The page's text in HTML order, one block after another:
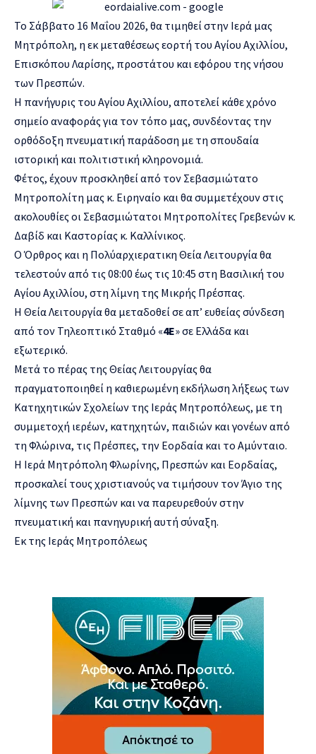
Το Σάββατο 16 Μαΐου 2026, θα τιμηθεί στην Ιερά μας
Μητρόπολη, η εκ μεταθέσεως εορτή του Αγίου Αχιλλίου,
Επισκόπου Λαρίσης, προστάτου και εφόρου της νήσου
των Πρεσπών.
Η πανήγυρις του Αγίου Αχιλλίου, αποτελεί κάθε χρόνο
σημείο αναφοράς για τον τόπο μας, συνδέοντας την
ορθόδοξη πνευματική παράδοση με τη σπουδαία
ιστορική και πολιτιστική κληρονομιά.
Φέτος, έχουν προσκληθεί από τον Σεβασμιώτατο
Μητροπολίτη μας κ. Ειρηναίο και θα συμμετέχουν στις
ακολουθίες οι Σεβασμιώτατοι Μητροπολίτες Γρεβενών κ.
Δαβίδ και Καστορίας κ. Καλλίνικος.
Ο Όρθρος και η Πολύαρχιερατικη Θεία Λειτουργία θα
τελεστούν από τις 08:00 έως τις 10:45 στη Βασιλική του
Αγίου Αχιλλίου, στη λίμνη της Μικρής Πρέσπας.
Η Θεία Λειτουργία θα μεταδοθεί σε απ’ ευθείας σύνδεση
από τον Τηλεοπτικό Σταθμό «4Ε» σε Ελλάδα και
εξωτερικό.
Μετά το πέρας της Θείας Λειτουργίας θα
πραγματοποιηθεί η καθιερωμένη εκδήλωση λήξεως των
Κατηχητικών Σχολείων της Ιεράς Μητροπόλεως, με τη
συμμετοχή ιερέων, κατηχητών, παιδιών και γονέων από
τη Φλώρινα, τις Πρέσπες, την Εορδαία και το Αμύνταιο.
Η Ιερά Μητρόπολη Φλωρίνης, Πρεσπών και Εορδαίας,
προσκαλεί τους χριστιανούς να τιμήσουν τον Άγιο της
λίμνης των Πρεσπών και να παρευρεθούν στην
πνευματική και πανηγυρική αυτή σύναξη.
Εκ της Ιεράς Μητροπόλεως